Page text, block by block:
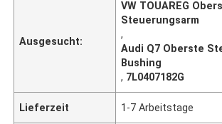
Ausgesucht:
VW TOUAREG
Steuerungsarm
,
Audi Q7 Oberste
Bushing
, 7L0407182G
Lieferzeit 1-7 Arbeitstage